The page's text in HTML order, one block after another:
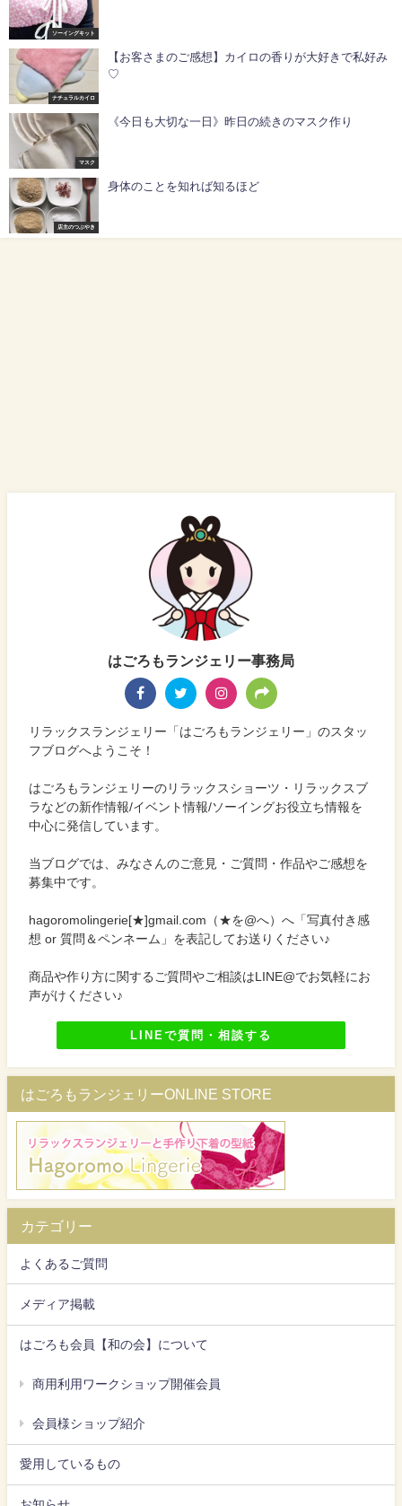
ソーイングキット
ナチュラルカイロ
【お客さまのご感想】カイロの香りが大好きで私好み
♡
マスク
《今日も大切な一日》昨日の続きのマスク作り
店主のつぶやき
身体のことを知れば知るほど
はごろもランジェリー事務局
リラックスランジェリー「はごろもランジェリー」のスタッ
フブログへようこそ！
はごろもランジェリーのリラックスショーツ・リラックスブ
ラなどの新作情報/イベント情報/ソーイングお役立ち情報を
中心に発信しています。
当ブログでは、みなさんのご意見・ご質問・作品やご感想を
募集中です。
hagoromolingerie[★]gmail.com（★を@へ）へ「写真付き感
想 or 質問＆ペンネーム」を表記してお送りください♪
商品や作り方に関するご質問やご相談はLINE@でお気軽にお
声がけください♪
LINEで質問・相談する
はごろもランジェリーONLINE STORE
カテゴリー
よくあるご質問
メディア掲載
はごろも会員【和の会】について
商用利用ワークショップ開催会員
会員様ショップ紹介
愛用しているもの